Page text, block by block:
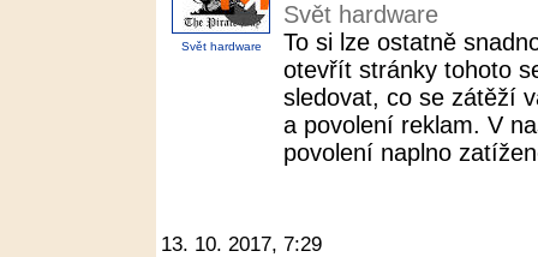
Svět hardware
Svět hardware
To si lze ostatně
otevřít stránky tohoto
sledovat, co se zátěží
a povolení reklam. V
povolení naplno
13. 10. 2017, 7:29